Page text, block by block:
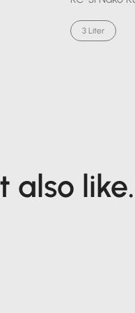
3 Liter
also